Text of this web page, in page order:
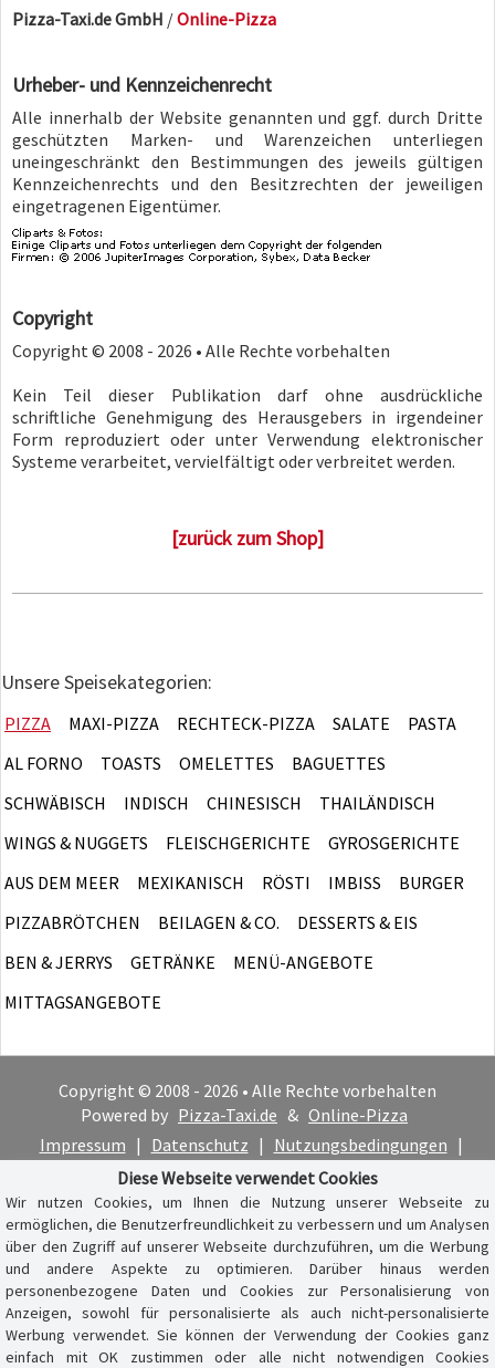
Pizza-Taxi.de GmbH /Online-Pizza
Urheber- und Kennzeichenrecht
Alle innerhalb der Website genannten und ggf. durch Dritte
geschützten Marken- und Warenzeichen unterliegen
uneingeschränkt den Bestimmungen des jeweils gültigen
Kennzeichenrechts und den Besitzrechten der jeweiligen
eingetragenen Eigentümer.
Copyright
Copyright © 2008 - 2026 • Alle Rechte vorbehalten
Kein Teil dieser Publikation darf ohne ausdrückliche
schriftliche Genehmigung des Herausgebers in irgendeiner
Form reproduziert oder unter Verwendung elektronischer
Systeme verarbeitet, vervielfältigt oder verbreitet werden.
[zurück zum Shop]
Unsere Speisekategorien:
PIZZA MAXI-PIZZA RECHTECK-PIZZA SALATE
PASTA
AL FORNO
TOASTS OMELETTES
BAGUETTES
SCHWÄBISCH
INDISCH CHINESISCH
THAILÄNDISCH
WINGS & NUGGETS
FLEISCHGERICHTE
GYROSGERICHTE
AUS DEM MEER
MEXIKANISCH RÖSTI IMBISS
BURGER
PIZZABRÖTCHEN
BEILAGEN & CO.
DESSERTS & EIS
BEN & JERRYS
GETRÄNKE
MENÜ-ANGEBOTE
MITTAGSANGEBOTE
Copyright © 2008 - 2026 • Alle Rechte vorbehalten
Powered by Pizza-Taxi.de & Online-Pizza
Impressum | Datenschutz | Nutzungsbedingungen |
Cookie-Hinweis
Diese Webseite verwendet Cookies
Wir nutzen Cookies, um Ihnen die Nutzung unserer Webseite zu
ermöglichen, die Benutzerfreundlichkeit zu verbessern und um Analysen
über den Zugriff auf unserer Webseite durchzuführen, um die Werbung
und andere Aspekte zu optimieren. Darüber hinaus werden
personenbezogene Daten und Cookies zur Personalisierung von
Anzeigen, sowohl für personalisierte als auch nicht-personalisierte
Werbung verwendet. Sie können der Verwendung der Cookies ganz
einfach mit OK zustimmen oder alle nicht notwendigen Cookies